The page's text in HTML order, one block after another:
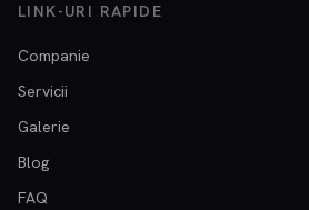
LINK-URI RAPIDE
Companie
Servicii
Galerie
Blog
FAQ